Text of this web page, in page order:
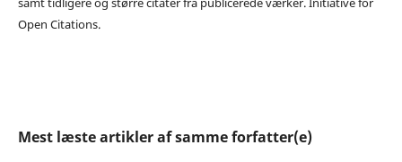
Open Citations.
Mest læste artikler af samme forfatter(e)